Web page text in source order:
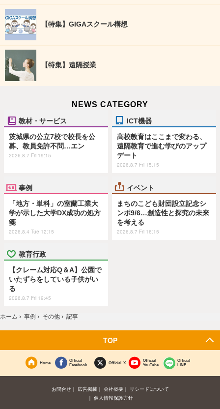
【特集】GIGAスクール構想
【特集】遠隔授業
NEWS CATEGORY
教材・サービス
茨城県の公立7校で校長を公
募、教員免許不問…エン
2026.8.7 Fri 19:15
ICT機器
高校教育はここまで変わる、
遠隔教育で進む学びのアップ
デート
2026.8.7 Fri 15:15
事例
「地方・単科」の室蘭工業大
学が示した大学DX成功の処方
箋
2026.8.4 Tue 12:15
イベント
まちのこども財団設立記念シ
ンポ9/6…創造性と探究の未来
を考える
2026.8.7 Fri 16:15
教育行政
【クレーム対応Q＆A】公園で
いたずらをしている子供がい
る
2026.8.7 Fri 19:45
ホーム › 事例 › その他 › 記事
TOP
Home
Official
Facebook
Official X
Official
YouTube
Official
LINE
お問合せ 広告掲載 会社概要
リシードについて
個人情報保護方針